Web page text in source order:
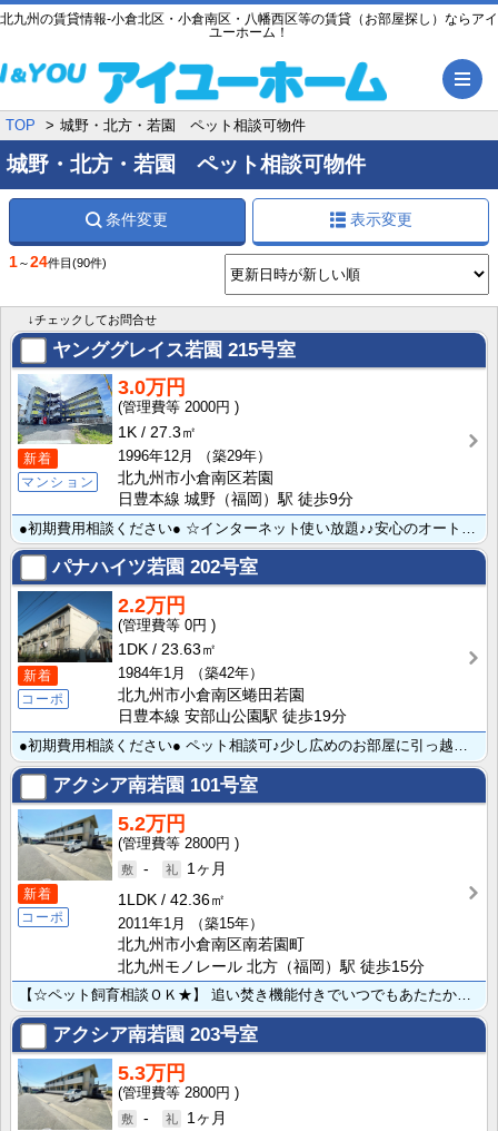
北九州の賃貸情報-小倉北区・小倉南区・八幡西区等の賃貸（お部屋探し）ならアイ
ユーホーム！
TOP 城野・北方・若園 ペット相談可物件
城野・北方・若園 ペット相談可物件
条件変更 表示変更
1～24件目 (90件)
↓チェックしてお問合せ
ヤンググレイス若園 215号室
新着
マンション
3.0万円
2000円
1K
27.3㎡
1996年12月
（築29年）
北九州市小倉南区若園
日豊本線 城野（福岡）駅 徒歩9分
●初期費用相談ください● ☆インターネット使い放題♪♪安心のオートロック付きで女性も安心ですね☆ペッ･･･
パナハイツ若園 202号室
新着
コーポ
2.2万円
0円
1DK
23.63㎡
1984年1月
（築42年）
北九州市小倉南区蜷田若園
日豊本線 安部山公園駅 徒歩19分
●初期費用相談ください● ペット相談可♪少し広めのお部屋に引っ越したいけど家賃と初期費用が気になる・･･･
アクシア南若園 101号室
新着
コーポ
5.2万円
2800円
-
1ヶ月
1LDK
42.36㎡
2011年1月
（築15年）
北九州市小倉南区南若園町
北九州モノレール 北方（福岡）駅 徒歩15分
【☆ペット飼育相談ＯＫ★】 追い焚き機能付きでいつでもあたたかいお風呂が楽しめますよ！遮熱断熱ペアガ･･･
アクシア南若園 203号室
5.3万円
2800円
-
1ヶ月